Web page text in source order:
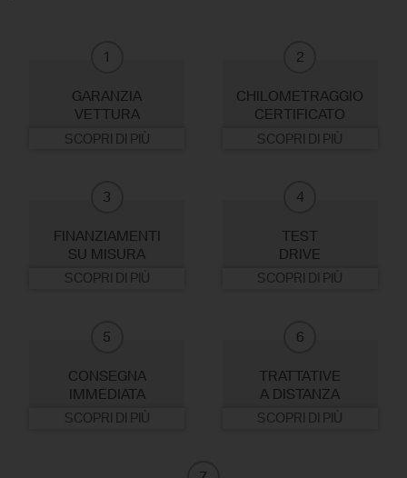
1
GARANZIA
VETTURA
SCOPRI DI PIÙ
2
CHILOMETRAGGIO
CERTIFICATO
SCOPRI DI PIÙ
3
FINANZIAMENTI
SU MISURA
SCOPRI DI PIÙ
4
TEST
DRIVE
SCOPRI DI PIÙ
5
CONSEGNA
IMMEDIATA
SCOPRI DI PIÙ
6
TRATTATIVE
A DISTANZA
SCOPRI DI PIÙ